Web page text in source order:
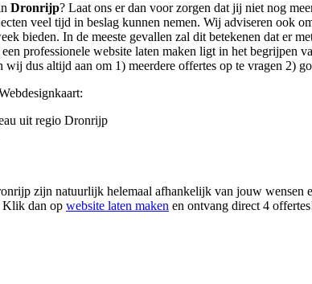
Dronrijp? Laat ons er dan voor zorgen dat jij niet nog
veel tijd in beslag kunnen nemen. Wij adviseren ook
bieden. In de meeste gevallen zal dit betekenen dat er
professionele website laten maken ligt in het begrijpen
wij dus altijd aan om 1) meerdere offertes op te vragen 2)
uit regio Dronrijp
zijn natuurlijk helemaal afhankelijk van jouw
Klik dan op website laten maken en ontvang direct 4